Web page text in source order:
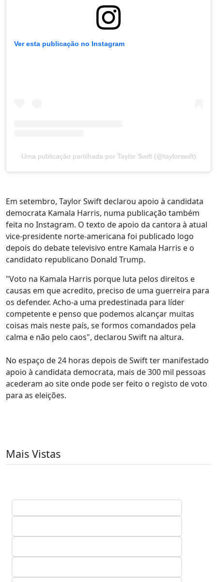
Ver esta publicação no Instagram
Uma publicação partilhada por Taylor Swift (@taylorswift)
Em setembro, Taylor Swift declarou apoio à candidata
democrata Kamala Harris, numa publicação também
feita no Instagram. O texto de apoio da cantora à atual
vice-presidente norte-americana foi publicado logo
depois do debate televisivo entre Kamala Harris e o
candidato republicano Donald Trump.
"Voto na Kamala Harris porque luta pelos direitos e
causas em que acredito, preciso de uma guerreira para
os defender. Acho-a uma predestinada para líder
competente e penso que podemos alcançar muitas
coisas mais neste país, se formos comandados pela
calma e não pelo caos", declarou Swift na altura.
No espaço de 24 horas depois de Swift ter manifestado
apoio à candidata democrata, mais de 300 mil pessoas
acederam ao site onde pode ser feito o registo de voto
para as eleições.
Mais Vistas